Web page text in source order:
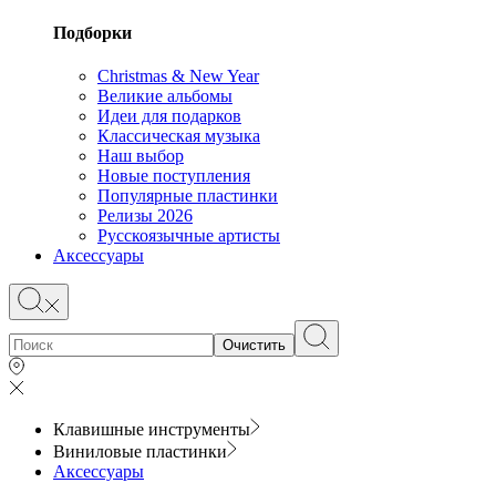
Подборки
Christmas & New Year
Великие альбомы
Идеи для подарков
Классическая музыка
Наш выбор
Новые поступления
Популярные пластинки
Релизы 2026
Русскоязычные артисты
Аксессуары
Очистить
Клавишные инструменты
Виниловые пластинки
Аксессуары